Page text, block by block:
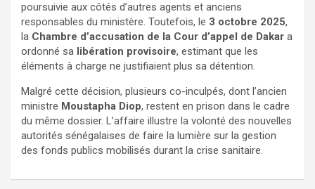
poursuivie aux côtés d’autres agents et anciens
responsables du ministère. Toutefois, le 3 octobre 2025,
la Chambre d’accusation de la Cour d’appel de Dakar a
ordonné sa libération provisoire, estimant que les
éléments à charge ne justifiaient plus sa détention.
Malgré cette décision, plusieurs co-inculpés, dont l’ancien
ministre Moustapha Diop, restent en prison dans le cadre
du même dossier. L’affaire illustre la volonté des nouvelles
autorités sénégalaises de faire la lumière sur la gestion
des fonds publics mobilisés durant la crise sanitaire.